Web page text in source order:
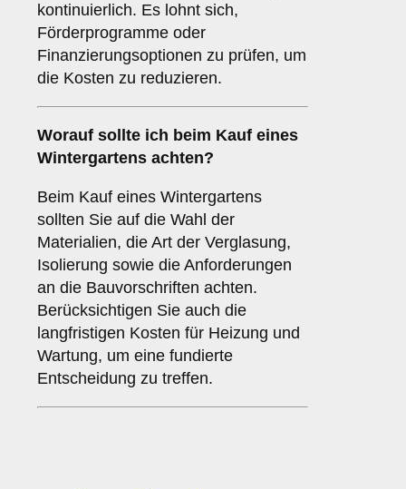
kontinuierlich. Es lohnt sich,
Förderprogramme oder
Finanzierungsoptionen zu prüfen, um
die Kosten zu reduzieren.
Worauf sollte ich beim Kauf eines
Wintergartens achten?
Beim Kauf eines Wintergartens
sollten Sie auf die Wahl der
Materialien, die Art der Verglasung,
Isolierung sowie die Anforderungen
an die Bauvorschriften achten.
Berücksichtigen Sie auch die
langfristigen Kosten für Heizung und
Wartung, um eine fundierte
Entscheidung zu treffen.